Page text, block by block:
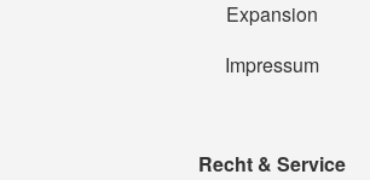
Expansion
Impressum
Recht & Service